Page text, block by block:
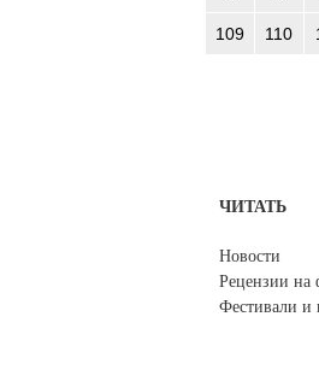
109 110
ЧИТАТЬ
Новости
Рецензии на
Фестивали и